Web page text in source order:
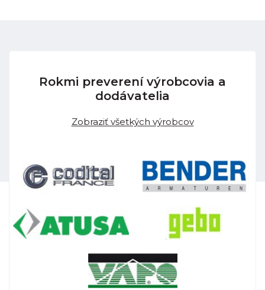
Rokmi preverení výrobcovia a
dodávatelia
Zobraziť všetkých výrobcov